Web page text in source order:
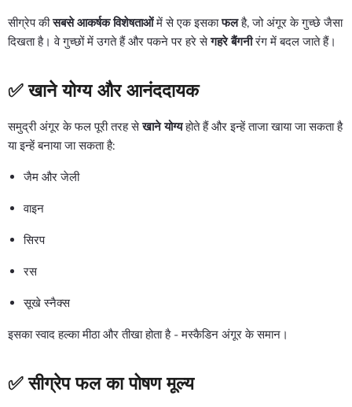
सीग्रेप कीसबसे आकर्षक विशेषताओंमें से एक इसकाफलहै, जो अंगूर के गुच्छे जैसा
दिखता है। वे गुच्छों में उगते हैं और पकने पर हरे सेगहरे बैंगनीरंग में बदल जाते हैं।
✅ खाने योग्य और आनंददायक
समुद्री अंगूर के फल पूरी तरह सेखाने योग्यहोते हैं और इन्हें ताजा खाया जा सकता है
या इन्हें बनाया जा सकता है:
जैम और जेली
वाइन
सिरप
रस
सूखे स्नैक्स
इसका स्वाद हल्का मीठा और तीखा होता है - मस्कैडिन अंगूर के समान।
✅ सीग्रेप फल का पोषण मूल्य